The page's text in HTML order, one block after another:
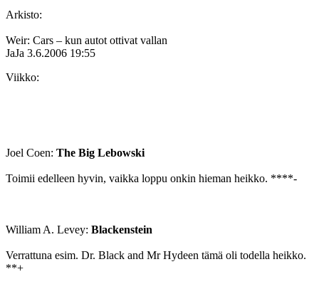
Arkisto:
Weir: Cars – kun autot ottivat vallan
JaJa 3.6.2006 19:55
Viikko:
Joel Coen: The Big Lebowski
Toimii edelleen hyvin, vaikka loppu onkin hieman heikko. ****-
William A. Levey: Blackenstein
Verrattuna esim. Dr. Black and Mr Hydeen tämä oli todella heikko.
**+